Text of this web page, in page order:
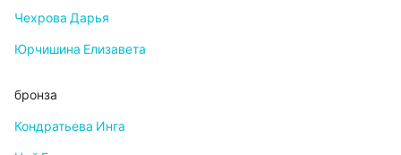
Чехрова Дарья
Юрчишина Елизавета
бронза
Кондратьева Инга